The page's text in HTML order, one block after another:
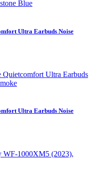
Ultra Earbuds Noise
Ultra Earbuds Noise